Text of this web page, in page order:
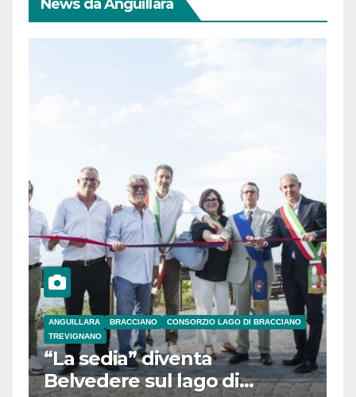
News da Anguillara
ANGUILLARA BRACCIANO
CONSORZIO LAGO DI BRACCIANO
TREVIGNANO
“La sedia” diventa
Belvedere sul lago di